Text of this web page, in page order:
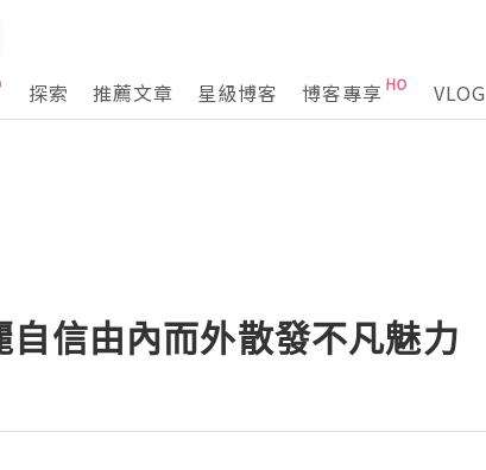
探索
推薦文章 星級博客 博客專享 VLOG
信由內而外散發不凡魅力